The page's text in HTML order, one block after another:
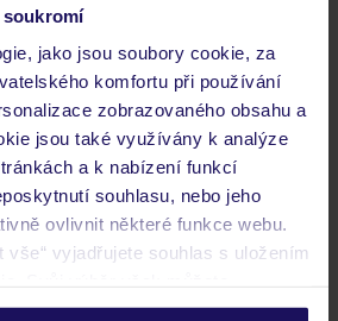
soukromí
jako jsou soubory cookie, za
komfortu při používání
zobrazovaného obsahu a
jsou také využívány k analýze
a k nabízení funkcí
souhlasu, nebo jeho
ovlivnit některé funkce webu.
vše“ vyjadřujete souhlas s uložením
„Personalizace“.
Resort